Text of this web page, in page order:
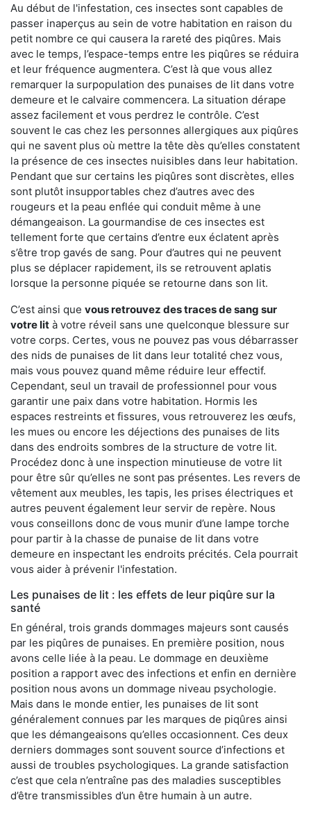
Au début de l'infestation, ces insectes sont capables de
passer inaperçus au sein de votre habitation en raison du
petit nombre ce qui causera la rareté des piqûres. Mais
avec le temps, l’espace-temps entre les piqûres se réduira
et leur fréquence augmentera. C’est là que vous allez
remarquer la surpopulation des punaises de lit dans votre
demeure et le calvaire commencera. La situation dérape
assez facilement et vous perdrez le contrôle. C’est
souvent le cas chez les personnes allergiques aux piqûres
qui ne savent plus où mettre la tête dès qu’elles constatent
la présence de ces insectes nuisibles dans leur habitation.
Pendant que sur certains les piqûres sont discrètes, elles
sont plutôt insupportables chez d’autres avec des
rougeurs et la peau enflée qui conduit même à une
démangeaison. La gourmandise de ces insectes est
tellement forte que certains d’entre eux éclatent après
s’être trop gavés de sang. Pour d’autres qui ne peuvent
plus se déplacer rapidement, ils se retrouvent aplatis
lorsque la personne piquée se retourne dans son lit.
C’est ainsi que vous retrouvez des traces de sang sur
votre lit à votre réveil sans une quelconque blessure sur
votre corps. Certes, vous ne pouvez pas vous débarrasser
des nids de punaises de lit dans leur totalité chez vous,
mais vous pouvez quand même réduire leur effectif.
Cependant, seul un travail de professionnel pour vous
garantir une paix dans votre habitation. Hormis les
espaces restreints et fissures, vous retrouverez les œufs,
les mues ou encore les déjections des punaises de lits
dans des endroits sombres de la structure de votre lit.
Procédez donc à une inspection minutieuse de votre lit
pour être sûr qu’elles ne sont pas présentes. Les revers de
vêtement aux meubles, les tapis, les prises électriques et
autres peuvent également leur servir de repère. Nous
vous conseillons donc de vous munir d’une lampe torche
pour partir à la chasse de punaise de lit dans votre
demeure en inspectant les endroits précités. Cela pourrait
vous aider à prévenir l'infestation.
Les punaises de lit : les effets de leur piqûre sur la
santé
En général, trois grands dommages majeurs sont causés
par les piqûres de punaises. En première position, nous
avons celle liée à la peau. Le dommage en deuxième
position a rapport avec des infections et enfin en dernière
position nous avons un dommage niveau psychologie.
Mais dans le monde entier, les punaises de lit sont
généralement connues par les marques de piqûres ainsi
que les démangeaisons qu’elles occasionnent. Ces deux
derniers dommages sont souvent source d’infections et
aussi de troubles psychologiques. La grande satisfaction
c’est que cela n’entraîne pas des maladies susceptibles
d’être transmissibles d’un être humain à un autre.